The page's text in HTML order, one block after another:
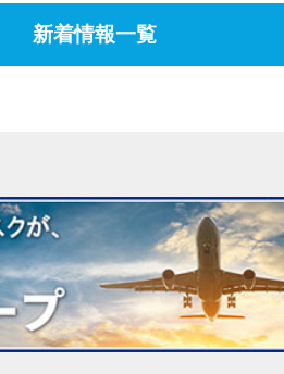
新着情報一覧